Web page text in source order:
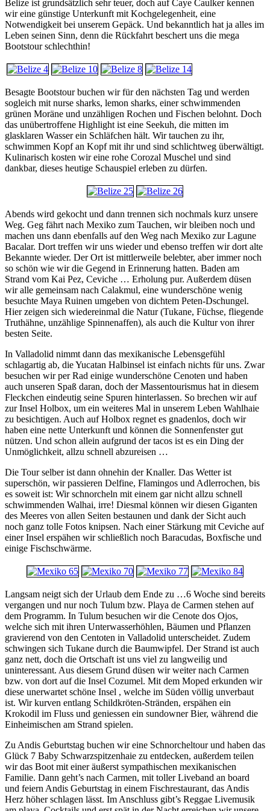
Belize ist grundsätzlich sehr teuer, doch auf Caye Caulker kennen
wir eine günstige Unterkunft mit Kochgelegenheit, eine
Notwendigkeit bei unserem Gepäck. Und bekanntlich hat ja alles im
Leben seinen Sinn, denn die Rückfahrt beschert uns die mega
Bootstour schlechthin!
Besagte Bootstour buchen wir für den nächsten Tag und werden
sogleich mit nurse sharks, lemon sharks, einer schwimmenden
grünen Moräne und unzähligen Rochen und Fischen belohnt. Doch
das unübertroffene Highlight ist eine Seekuh, die mitten im
glasklaren Wasser ein Schläfchen hält. Wir tauchen zu ihr,
schwimmen Kopf an Kopf mit ihr und sind schlichtweg überwältigt.
Kulinarisch kosten wir eine rohe Corozal Muschel und sind
dankbar, dieses heutige Schauspiel erleben zu dürfen.
Abends wird gekocht und dann trennen sich nochmals kurz unsere
Weg. Geg fährt nach Mexiko zum Tauchen, wir bleiben noch und
machen uns dann ebenfalls auf den Weg nach Mexiko zur Lagune
Bacalar. Dort treffen wir uns wieder und ebenso treffen wir dort alte
Bekannte wieder. Der Ort ist mittlerweile belebter, aber immer noch
so schön wie wir die Gegend in Erinnerung hatten. Baden am
Strand vom Kai Pez, Ceviche … Erholung pur. Außerdem düsen
wir alle gemeinsam nach Calakmul, eine wunderschöne wenig
besuchte Maya Ruinen umgeben von dichtem Peten-Dschungel.
Hier zeigen sich wiedereinmal die Natur (Tukane, Füchse, fliegende
Truthähne, unzählige Spinnenaffen), als auch die Kultur von ihrer
besten Seite.
In Valladolid nimmt dann das mexikanische Lebensgefühl
schlagartig ab, die Yucatan Halbinsel ist einfach nichts für uns. Zwar
besuchen wir per Rad einige wunderschöne Cenoten und haben
auch unseren Spaß daran, doch der Massentourismus hat in diesem
Fleckchen eindeutig seine Spuren hinterlassen. So brechen wir auf
zur Insel Holbox, um ein weiteres Mal in unserem Leben Wahlhaie
zu besichtigen. Auch auf Holbox regnet es gnadenlos, doch wir
haben eine nette Unterkunft und können die Sonnenfenster gut
nützen. Und schon allein aufgrund der tacos ist es ein Ding der
Unmöglichkeit, allzu schnell abzureisen …
Die Tour selber ist dann ohnehin der Knaller. Das Wetter ist
superschön, wir passieren Delfine, Flamingos und Adlerrochen, bis
es soweit ist: Wir schnorcheln mit einem gar nicht allzu schnell
schwimmenden Walhai, irre! Diesmal können wir diesen Giganten
des Meeres von allen Seiten bestaunen und dank der Sicht auch
noch ganz tolle Fotos knipsen. Nach einer Stärkung mit Ceviche auf
einer Insel erspähen wir schließlich noch Baracudas, Boxfische und
einige Fischschwärme.
Langsam neigt sich der Urlaub dem Ende zu …6 Woche sind bereits
vergangen und nur noch Tulum bzw. Playa de Carmen stehen auf
dem Programm. In Tulum besuchen wir die Cenote dos Ojos,
welche sich mit ihren Unterwasserhöhlen, Bäumen und Pflanzen
gravierend von den Centoten in Valladolid unterscheidet. Zudem
schwingen sich Tukane durch die Baumwipfel. Der Strand ist auch
ganz nett, doch die Ortschaft ist uns viel zu langweilig und
uninteressant. Aus diesem Grund düsen wir weiter nach Carmen
bzw. von dort auf die Insel Cozumel. Mit dem Moped erkunden wir
diese unerwartet schöne Insel , welche im Süden völlig unverbaut
ist. Wir kurven entlang Schildkröten-Stränden, erspähen ein
Krokodil im Fluss und geniessen ein sundowner Bier, während die
Einheimischen am Strand spielen.
Zu Andis Geburtstag buchen wir eine Schnorcheltour und haben das
Glück 7 Baby Schwarzspitzenhaie zu entdecken, außerdem teilen
wir das Boot mit einer äußerst sympathischen mexikanischen
Familie. Dann geht’s nach Carmen, mit toller Liveband an board
und feiern Andis Geburtstag in einem Fischrestaurant, das Andis
Herz höher schlagen lässt. Im Anschluss gibt’s Reggae Livemusik